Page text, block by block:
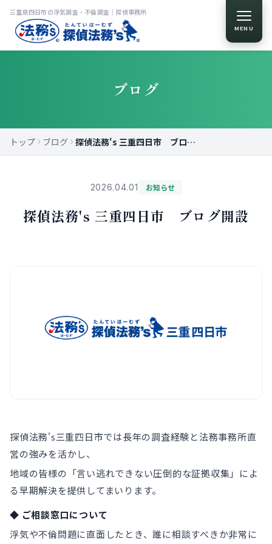
MENU
三重県四日市の浮気調査・不倫調査｜探偵事務所
ブログ
トップ ブログ 探偵法務's 三重四日市 ブログ開設
2026.04.01 お知らせ
探偵法務's 三重四日市 ブログ開設
探偵法務's三重四日市では長年の調査経験と法務事務所直
営の強みを活かし、
地域の皆様の「言い逃れできない圧倒的な証拠収集」によ
る早期解決を提供してまいります。
◆ ご相談窓口について
浮気や不倫問題に直面したとき、誰に相談すべきか非常に